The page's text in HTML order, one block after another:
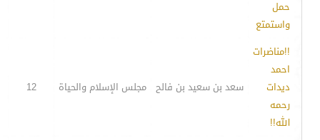
حمل
واستمتع
!!مناضرات
احمد
ديدات
رحمه
الله!!
سعد بن سعيد بن فالح مجلس الإسلام والحياة 12